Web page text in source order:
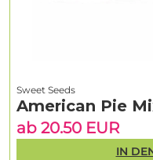
Sweet Seeds
American Pie
ab 20.50 EUR
IN